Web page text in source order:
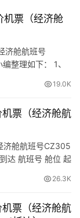
机票（经济舱
济舱航班号
整理如下： 1、
Time)
19.0K
票（经济舱航
济舱航班号CZ305
达 航班号 舱位 起
26.3K
票（经济舱航